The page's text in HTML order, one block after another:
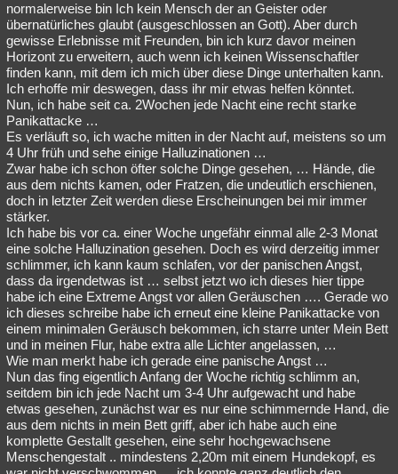
Natur Umfragen Unterhaltung
weitere Rubriken
Philosophie Träume Orte Esoterik Literatur
Astronomie Helpdesk Gruppen Gaming Filme
Musik Clash Verbesserungen Allmystery English
Übersichten
Besucht Teilgenommen Alle Neue Geschlossen
Lesenswert
normalerweise bin Ich kein Mensch der an Geister oder
übernatürliches glaubt (ausgeschlossen an Gott). Aber durch
gewisse Erlebnisse mit Freunden, bin ich kurz davor meinen
Horizont zu erweitern, auch wenn ich keinen Wissenschaftler
finden kann, mit dem ich mich über diese Dinge unterhalten kann.
Ich erhoffe mir deswegen, dass ihr mir etwas helfen könntet.
Nun, ich habe seit ca. 2Wochen jede Nacht eine recht starke
Panikattacke …
Es verläuft so, ich wache mitten in der Nacht auf, meistens so um
4 Uhr früh und sehe einige Halluzinationen …
Zwar habe ich schon öfter solche Dinge gesehen, … Hände, die
aus dem nichts kamen, oder Fratzen, die undeutlich erschienen,
doch in letzter Zeit werden diese Erscheinungen bei mir immer
stärker.
Ich habe bis vor ca. einer Woche ungefähr einmal alle 2-3 Monat
eine solche Halluzination gesehen. Doch es wird derzeitig immer
schlimmer, ich kann kaum schlafen, vor der panischen Angst,
dass da irgendetwas ist … selbst jetzt wo ich dieses hier tippe
habe ich eine Extreme Angst vor allen Geräuschen …. Gerade wo
ich dieses schreibe habe ich erneut eine kleine Panikattacke von
einem minimalen Geräusch bekommen, ich starre unter Mein Bett
und in meinen Flur, habe extra alle Lichter angelassen, …
Wie man merkt habe ich gerade eine panische Angst …
Nun das fing eigentlich Anfang der Woche richtig schlimm an,
seitdem bin ich jede Nacht um 3-4 Uhr aufgewacht und habe
etwas gesehen, zunächst war es nur eine schimmernde Hand, die
aus dem nichts in mein Bett griff, aber ich habe auch eine
komplette Gestallt gesehen, eine sehr hochgewachsene
Menschengestalt .. mindestens 2,20m mit einem Hundekopf, es